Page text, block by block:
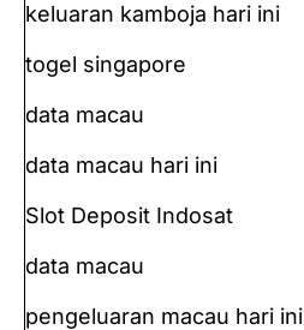
keluaran kamboja hari ini
togel singapore
data macau
data macau hari ini
Slot Deposit Indosat
data macau
pengeluaran macau hari ini